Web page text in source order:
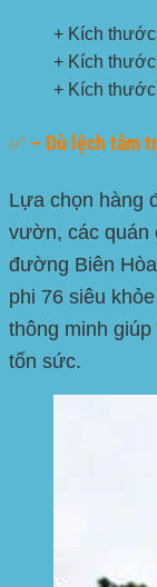
+ Kích
+ Kích
+ Kích
✅ – Dù lệch tâm
Lựa chọn hàng
vườn, các quán
đường Biên
phi 76 siêu
thông minh
tốn sức.